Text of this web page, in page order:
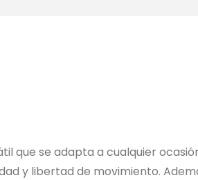
que se adapta a cualquier
y libertad de movimiento.